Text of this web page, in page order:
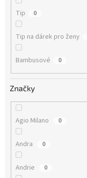
Tip 0
Tip na dárek pro ženy
Bambusové 0
Značky
Agio Milano 0
Andra 0
Andrie 0